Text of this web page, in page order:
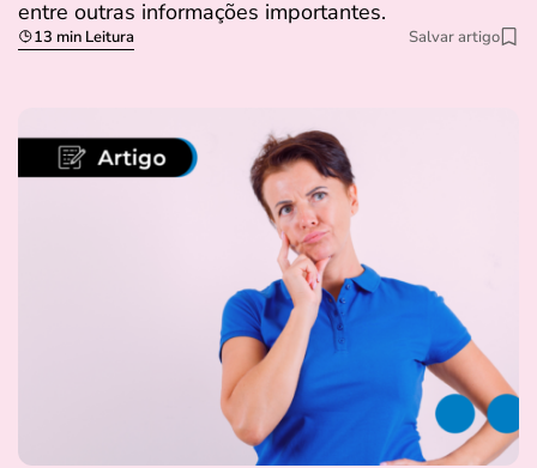
entre outras informações importantes.
13 min Leitura Salvar artigo